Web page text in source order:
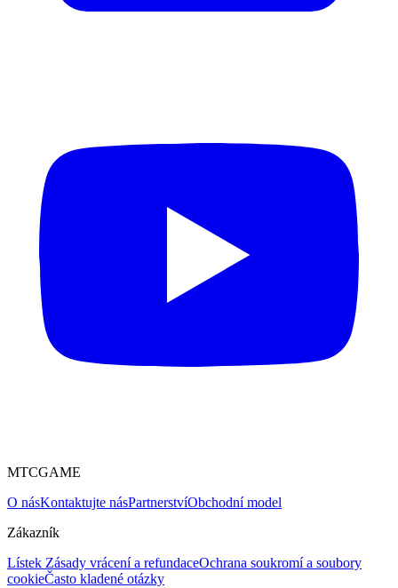
MTCGAME
O násKontaktujte násPartnerstvíObchodní model
Zákazník
Lístek Zásady vrácení a refundaceOchrana soukromí a soubory
cookieČasto kladené otázky